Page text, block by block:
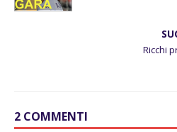
Ricchi
2 COMMENTI